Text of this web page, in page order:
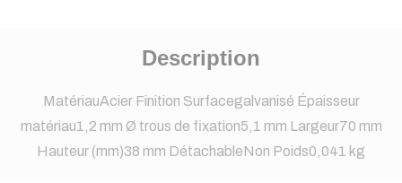
Description
MatériauAcier Finition Surfacegalvanisé Épaisseur
matériau1,2 mm Ø trous de fixation5,1 mm Largeur70 mm
Hauteur (mm)38 mm DétachableNon Poids0,041 kg